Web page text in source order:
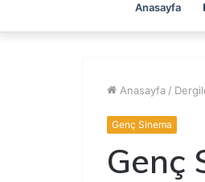
Anasayfa
Anasayfa /
Genç Sinema
Genç